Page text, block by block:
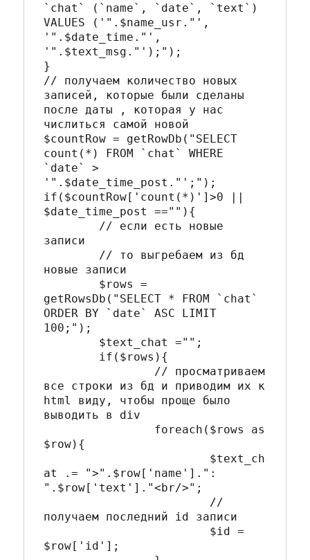
`chat` (`name`, `date`, `text`)
VALUES ('".$name_usr."',
'".$date_time."',
'".$text_msg."');");
}
// получаем количество новых
записей, которые были сделаны
после даты , которая у нас
числиться самой новой
$countRow = getRowDb("SELECT
count(*) FROM `chat` WHERE
`date` >
'".$date_time_post."';");
if($countRow['count(*)']>0 ||
$date_time_post ==""){
записи
новые записи
getRowsDb("SELECT * FROM `chat`
ORDER BY `date` ASC LIMIT
100;");
все строки из бд и приводим их к
html виду, чтобы проще было
выводить в div
$row){
at .= ">".$row['name'].":
".$row['text']."<br/>";
получаем последний id записи
$row['id'];